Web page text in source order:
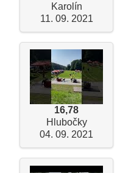
Karolín
11. 09. 2021
16,78
Hlubočky
04. 09. 2021